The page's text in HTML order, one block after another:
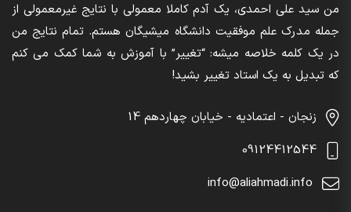
من سید علی احمدی، یک آدم کاملا معمولی با نتایج غیرمعمولی از
جمله مدرک علم موفقیت دانشگاه میشیگان هستم. تمام نتایج من
در یک کلمه خلاصه میشه: “تغییر” با آموزش به شما کمک می کنم
که تبدیل به یک استاد تغییر بشید!
زنجان - اعتمادیه - خیابان چهاردهم 14
09124412544
info@aliahmadi.info